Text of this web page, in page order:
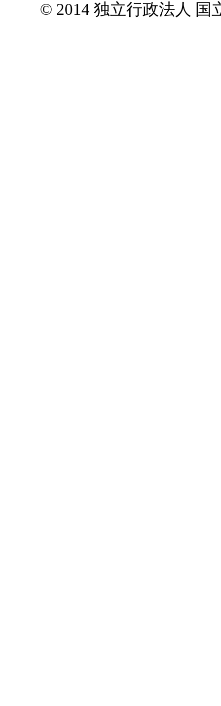
© 2014 独立行政法人 国